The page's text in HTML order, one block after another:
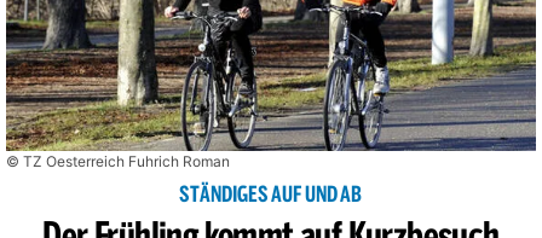
© TZ Oesterreich Fuhrich Roman
STÄNDIGES AUF UND AB